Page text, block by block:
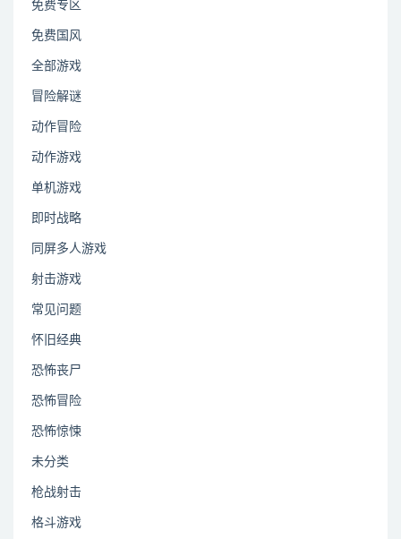
免费专区
免费国风
全部游戏
冒险解谜
动作冒险
动作游戏
单机游戏
即时战略
同屏多人游戏
射击游戏
常见问题
怀旧经典
恐怖丧尸
恐怖冒险
恐怖惊悚
未分类
枪战射击
格斗游戏